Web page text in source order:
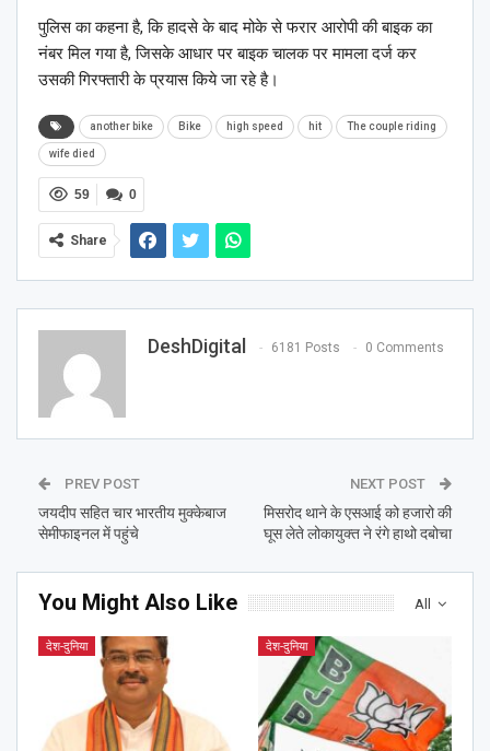
पुलिस का कहना है, कि हादसे के बाद मोके से फरार आरोपी की बाइक का
नंबर मिल गया है, जिसके आधार पर बाइक चालक पर मामला दर्ज कर
उसकी गिरफ्तारी के प्रयास किये जा रहे है।
another bike Bike high speed hit The couple riding
wife died
0
59
Share
DeshDigital 6181 Posts 0 Comments
PREV POST
जयदीप सहित चार भारतीय मुक्केबाज
सेमीफाइनल में पहुंचे
NEXT POST
मिसरोद थाने के एसआई को हजारो की
घूस लेते लोकायुक्त ने रंगे हाथो दबोचा
All
You Might Also Like
देश-दुनिया देश-दुनिया